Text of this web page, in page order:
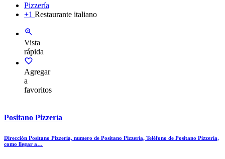
Pizzería
+1 Restaurante italiano
Vista
rápida
Agregar
a
favoritos
Positano Pizzería
Dirección Positano Pizzería, numero de Positano Pizzería, Teléfono de Positano Pizzería,
como llegar a…